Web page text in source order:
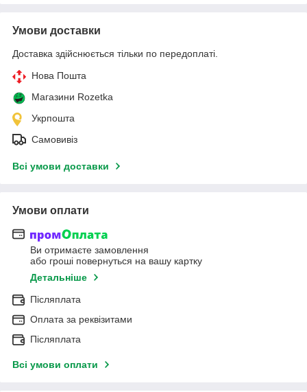
Умови доставки
Доставка здійснюється тільки по передоплаті.
Нова Пошта
Магазини Rozetka
Укрпошта
Самовивіз
Всі умови доставки
Умови оплати
Ви отримаєте замовлення
або гроші повернуться на вашу картку
Детальніше
Післяплата
Оплата за реквізитами
Післяплата
Всі умови оплати